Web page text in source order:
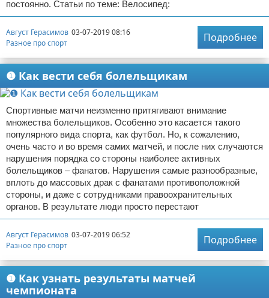
постоянно. Статьи по теме: Велосипед:
Август Герасимов 03-07-2019 08:16
Разное про спорт
Подробнее
❶ Как вести себя болельщикам
Спортивные матчи неизменно притягивают внимание
множества болельщиков. Особенно это касается такого
популярного вида спорта, как футбол. Но, к сожалению,
очень часто и во время самих матчей, и после них случаются
нарушения порядка со стороны наиболее активных
болельщиков – фанатов. Нарушения самые разнообразные,
вплоть до массовых драк с фанатами противоположной
стороны, и даже с сотрудниками правоохранительных
органов. В результате люди просто перестают
Август Герасимов 03-07-2019 06:52
Разное про спорт
Подробнее
❶ Как узнать результаты матчей
чемпионата